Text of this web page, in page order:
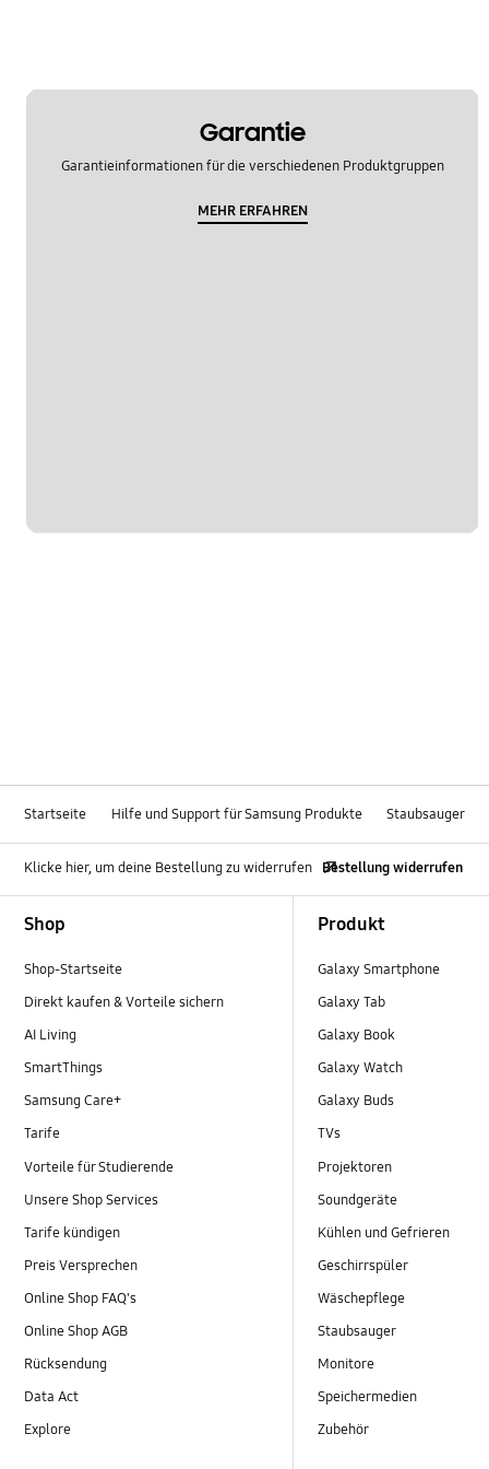
Garantie
Garantieinformationen für die verschiedenen Produktgruppen
MEHR ERFAHREN
Startseite Hilfe und Support für Samsung Produkte Staubsauger
Klicke hier, um deine Bestellung zu widerrufen Bestellung widerrufen
Shop
Shop-Startseite
Direkt kaufen & Vorteile sichern
AI Living
SmartThings
Samsung Care+
Tarife
Vorteile für Studierende
Unsere Shop Services
Tarife kündigen
Preis Versprechen
Online Shop FAQ's
Online Shop AGB
Rücksendung
Data Act
Explore
Produkt
Galaxy Smartphone
Galaxy Tab
Galaxy Book
Galaxy Watch
Galaxy Buds
TVs
Projektoren
Soundgeräte
Kühlen und Gefrieren
Geschirrspüler
Wäschepflege
Staubsauger
Monitore
Speichermedien
Zubehör